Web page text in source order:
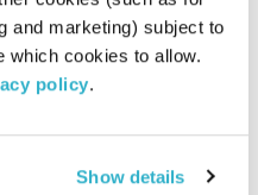
and marketing) subject to
which cookies to allow.
policy.
Show details
לשם שינוי
אירי ריקיןושמואל
21.06.18
00:56:29
הפעם – דברי תורה ועולם
אודיו